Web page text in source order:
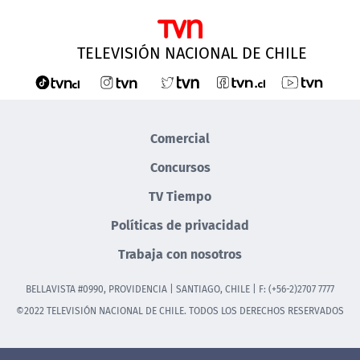
TELEVISIÓN NACIONAL DE CHILE
Comercial
Concursos
TV Tiempo
Políticas de privacidad
Trabaja con nosotros
BELLAVISTA #0990, PROVIDENCIA | SANTIAGO, CHILE | F: (+56-2)2707 7777
©2022 TELEVISIÓN NACIONAL DE CHILE. TODOS LOS DERECHOS RESERVADOS